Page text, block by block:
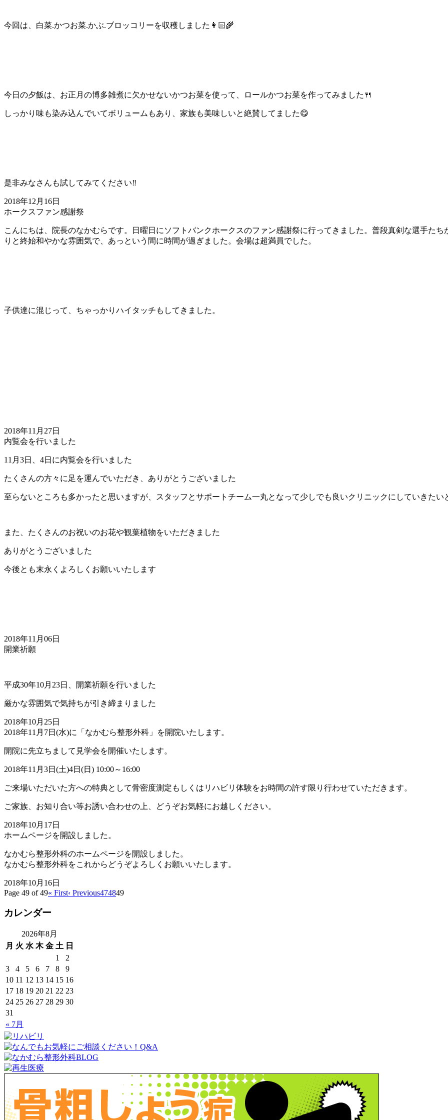
今回は、白菜.かつお菜.かぶ.ブロッコリーを収穫しました👩🏻‍🌾
今日の夕飯は、お正月の博多雑煮に欠かせないかつお菜を使って、ロールかつお菜を作ってみました🍴
しっかり味も染み込んでいてボリュームもあり、家族も美味しいと絶賛してました😋
是非みなさんも試してみてください‼️
2018年12月16日
ホークスファン感謝祭
こんにちは、院長のなかむらです。日曜日にソフトバンクホークスのファン感謝祭に行ってきました。普段真剣な選手た
りと終始和やかな雰囲気で、あっという間に時間が過ぎました。会場は超満員でした。
子供達に混じって、ちゃっかりハイタッチもしてきました。
2018年11月27日
内覧会を行いました
11月3日、4日に内覧会を行いました
たくさんの方々に足を運んでいただき、ありがとうございました
至らないところも多かったと思いますが、スタッフとサポートチーム一丸となって少しでも良いクリニックにしていきたい
また、たくさんのお祝いのお花や観葉植物をいただきました
ありがとうございました
今後とも末永くよろしくお願いいたします
2018年11月06日
開業祈願
平成30年10月23日、開業祈願を行いました
厳かな雰囲気で気持ちが引き締まりました
2018年10月25日
2018年11月7日(水)に「なかむら整形外科」を開院いたします。
開院に先立ちまして見学会を開催いたします。
2018年11月3日(土)4日(日) 10:00～16:00
ご来場いただいた方への特典として骨密度測定もしくはリハビリ体験をお時間の許す限り行わせていただきます。
ご家族、お知り合い等お誘い合わせの上、どうぞお気軽にお越しください。
2018年10月17日
ホームページを開設しました。
なかむら整形外科のホームページを開設しました。
なかむら整形外科をこれからどうぞよろしくお願いいたします。
2018年10月16日
Page 49 of 49« First‹ Previous474849
カレンダー
2026年8月
月 火 水 木 金 土 日
« 7月
1
2
3
4 5 6 7 8
9
10 11 12 13 14 15 16
17 18 19 20 21 22 23
24 25 26 27 28 29 30
31